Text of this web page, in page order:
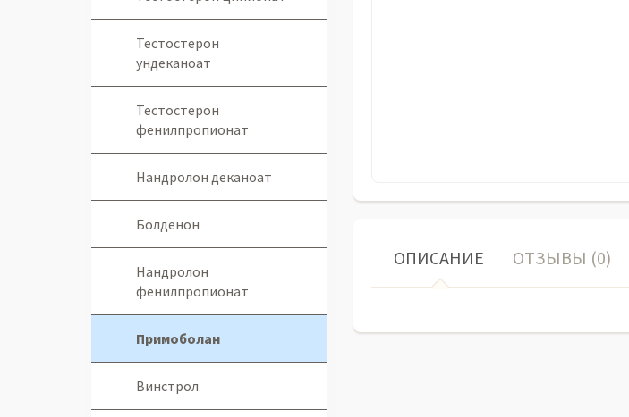
ОПИСАНИЕ ОТЗЫВЫ (0)
Тестостерон
ундеканоат
Тестостерон
фенилпропионат
Нандролон деканоат
Болденон
Нандролон
фенилпропионат
Примоболан
Винстрол